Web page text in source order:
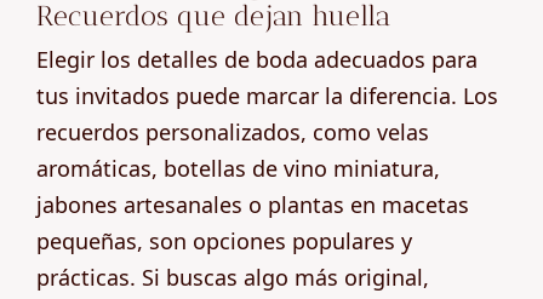
Recuerdos que dejan huella
Elegir los detalles de boda adecuados para
tus invitados puede marcar la diferencia. Los
recuerdos personalizados, como velas
aromáticas, botellas de vino miniatura,
jabones artesanales o plantas en macetas
pequeñas, son opciones populares y
prácticas. Si buscas algo más original,